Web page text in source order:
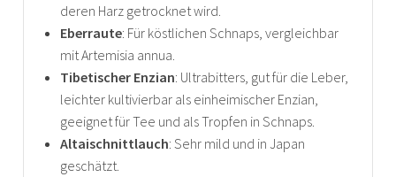
deren Harz getrocknet wird.
Eberraute: Für köstlichen Schnaps, vergleichbar
mit Artemisia annua.
Tibetischer Enzian: Ultrabitters, gut für die Leber,
leichter kultivierbar als einheimischer Enzian,
geeignet für Tee und als Tropfen in Schnaps.
Altaischnittlauch: Sehr mild und in Japan
geschätzt.